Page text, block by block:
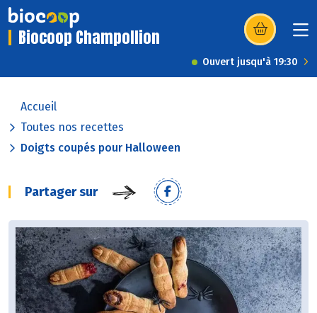
Biocoop Champollion (s’ouvre dans
Ouvert jusqu'à 19:30
Accueil
Toutes nos recettes
Doigts coupés pour Halloween
Partager sur